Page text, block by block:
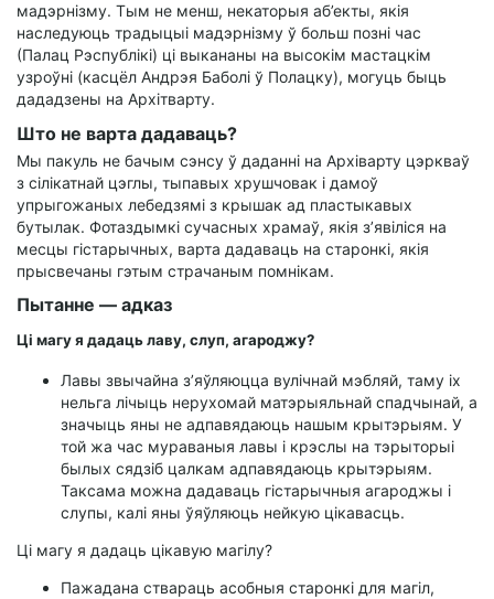
мадэрнізму. Тым не менш, некаторыя аб’екты, якія
наследуюць традыцыі мадэрнізму ў больш позні час
(Палац Рэспублікі) ці выкананы на высокім мастацкім
узроўні (касцёл Андрэя Баболі ў Полацку), могуць быць
дададзены на Архітварту.
Што не варта дадаваць?
Мы пакуль не бачым сэнсу ў даданні на Архіварту цэркваў
з сілікатнай цэглы, тыпавых хрушчовак і дамоў
упрыгожаных лебедзямі з крышак ад пластыкавых
бутылак. Фотаздымкі сучасных храмаў, якія з’явіліся на
месцы гістарычных, варта дадаваць на старонкі, якія
прысвечаны гэтым страчаным помнікам.
Пытанне — адказ
Ці магу я дадаць лаву, слуп, агароджу?
Лавы звычайна з’яўляюцца вулічнай мэбляй, таму іх
нельга лічыць нерухомай матэрыяльнай спадчынай, а
значыць яны не адпавядаюць нашым крытэрыям. У
той жа час мураваныя лавы і крэслы на тэрыторыі
былых сядзіб цалкам адпавядаюць крытэрыям.
Таксама можна дадаваць гістарычныя агароджы і
слупы, калі яны ўяўляюць нейкую цікавасць.
Ці магу я дадаць цікавую магілу?
Пажадана ствараць асобныя старонкі для магіл,